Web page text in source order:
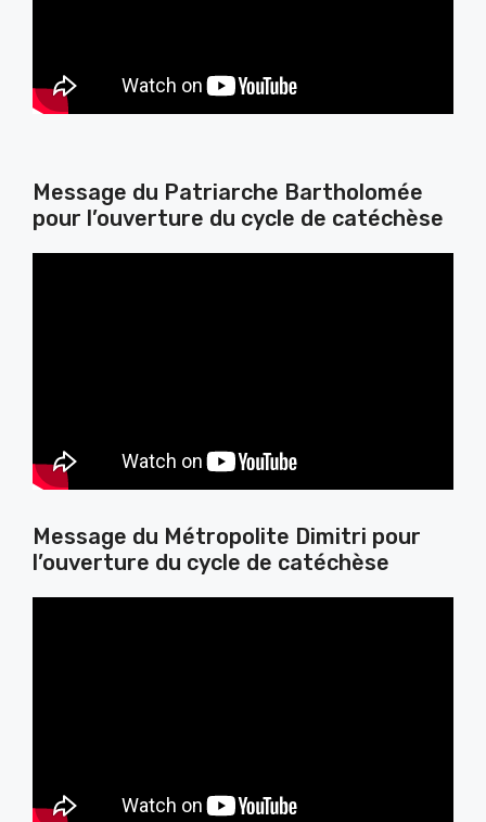
Message du Patriarche Bartholomée
pour l’ouverture du cycle de catéchèse
Message du Métropolite Dimitri pour
l’ouverture du cycle de catéchèse